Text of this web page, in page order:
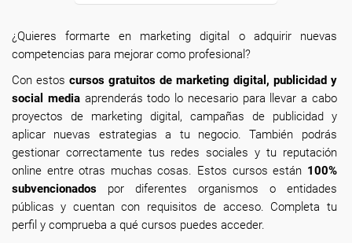
¿Quieres formarte en marketing digital o adquirir nuevas
competencias para mejorar como profesional?
Con estos cursos gratuitos de marketing digital, publicidad y
social mediaaprenderás todo lo necesario para llevar a cabo
proyectos de marketing digital, campañas de publicidad y
aplicar nuevas estrategias a tu negocio. También podrás
gestionar correctamente tus redes sociales y tu reputación
online entre otras muchas cosas. Estos cursos están 100%
subvencionados por diferentes organismos o entidades
públicas y cuentan con requisitos de acceso. Completa tu
perfil y comprueba a qué cursos puedes acceder.